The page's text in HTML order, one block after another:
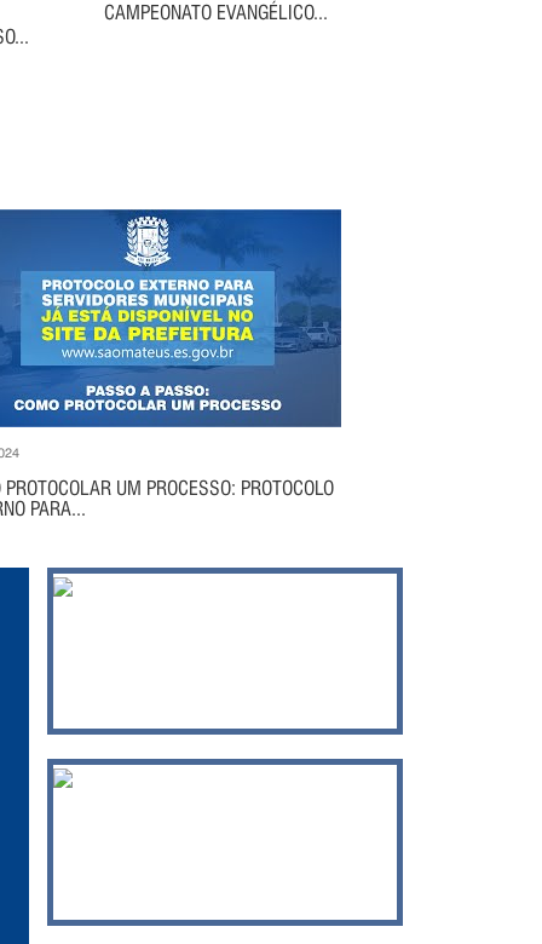
CAMPEONATO EVANGÉLICO...
PROTOCOLAR UM PROCESSO: PROTOCOLO
PARA...